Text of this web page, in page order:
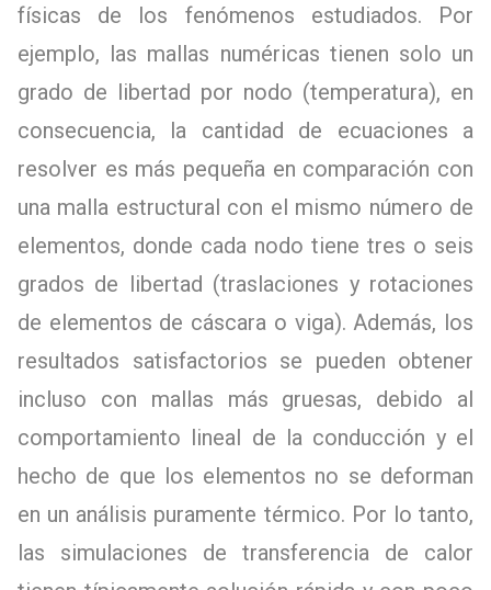
físicas de los fenómenos estudiados. Por
ejemplo, las mallas numéricas tienen solo un
grado de libertad por nodo (temperatura), en
consecuencia, la cantidad de ecuaciones a
resolver es más pequeña en comparación con
una malla estructural con el mismo número de
elementos, donde cada nodo tiene tres o seis
grados de libertad (traslaciones y rotaciones
de elementos de cáscara o viga). Además, los
resultados satisfactorios se pueden obtener
incluso con mallas más gruesas, debido al
comportamiento lineal de la conducción y el
hecho de que los elementos no se deforman
en un análisis puramente térmico. Por lo tanto,
las simulaciones de transferencia de calor